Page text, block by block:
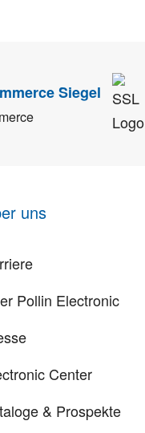
uns
Pollin Electronic
Center
& Prospekte